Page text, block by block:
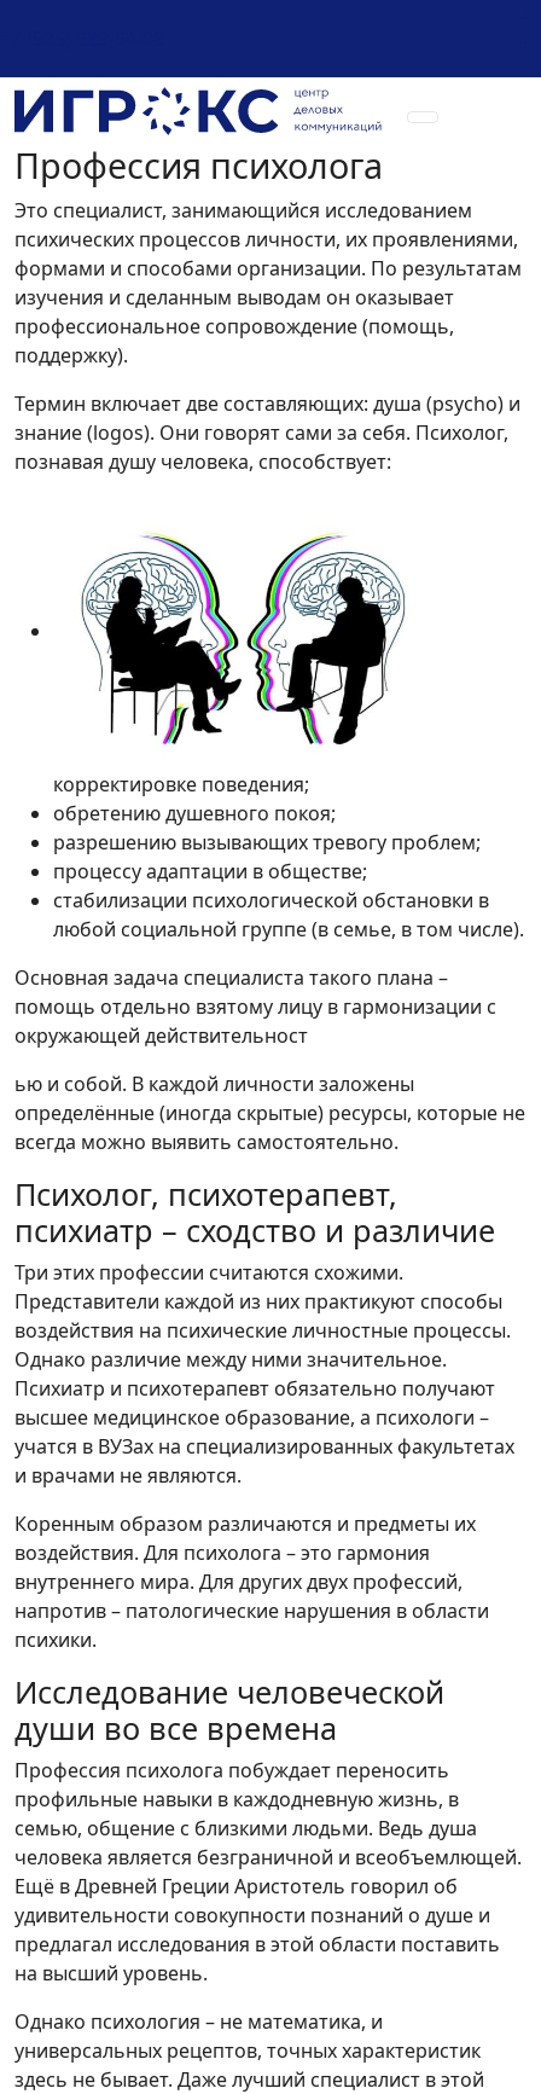
Профессия психолога
Это специалист, занимающийся исследованием
психических процессов личности, их проявлениями,
формами и способами организации. По результатам
изучения и сделанным выводам он оказывает
профессиональное сопровождение (помощь,
поддержку).
Термин включает две составляющих: душа (psycho) и
знание (logos). Они говорят сами за себя. Психолог,
познавая душу человека, способствует:
корректировке поведения;
обретению душевного покоя;
разрешению вызывающих тревогу проблем;
процессу адаптации в обществе;
стабилизации психологической обстановки в
любой социальной группе (в семье, в том числе).
Основная задача специалиста такого плана –
помощь отдельно взятому лицу в гармонизации с
окружающей действительност
ью и собой. В каждой личности заложены
определённые (иногда скрытые) ресурсы, которые не
всегда можно выявить самостоятельно.
Психолог, психотерапевт,
психиатр – сходство и различие
Три этих профессии считаются схожими.
Представители каждой из них практикуют способы
воздействия на психические личностные процессы.
Однако различие между ними значительное.
Психиатр и психотерапевт обязательно получают
высшее медицинское образование, а психологи –
учатся в ВУЗах на специализированных факультетах
и врачами не являются.
Коренным образом различаются и предметы их
воздействия. Для психолога – это гармония
внутреннего мира. Для других двух профессий,
напротив – патологические нарушения в области
психики.
Исследование человеческой
души во все времена
Профессия психолога побуждает переносить
профильные навыки в каждодневную жизнь, в
семью, общение с близкими людьми. Ведь душа
человека является безграничной и всеобъемлющей.
Ещё в Древней Греции Аристотель говорил об
удивительности совокупности познаний о душе и
предлагал исследования в этой области поставить
на высший уровень.
Однако психология – не математика, и
универсальных рецептов, точных характеристик
здесь не бывает. Даже лучший специалист в этой